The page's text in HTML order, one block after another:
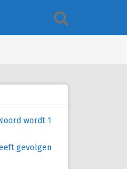
wordt 1
gevolgen